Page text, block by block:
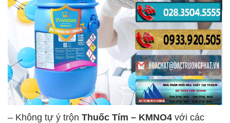
– Không tự ý trộn Thuốc Tím – KMNO4 với các